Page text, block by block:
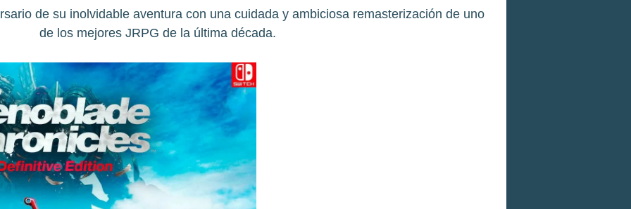
de su inolvidable aventura con una cuidada y ambiciosa remasterización de uno
de los mejores JRPG de la última década.